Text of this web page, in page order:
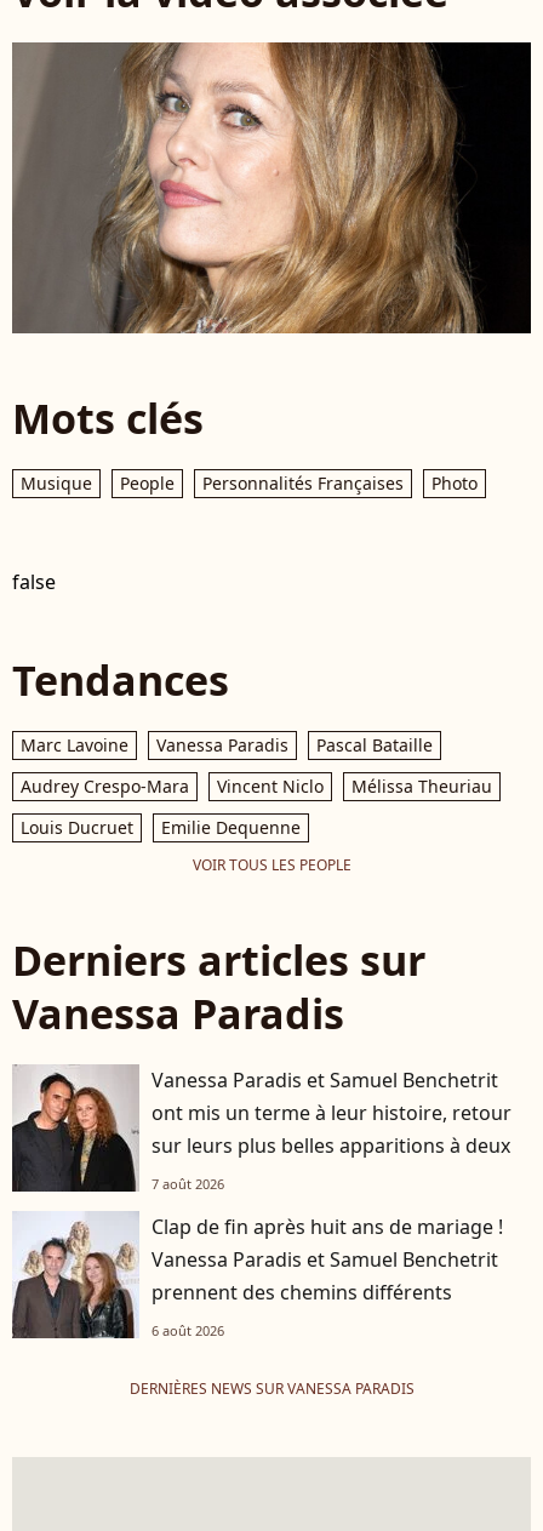
Mots clés
Musique People Personnalités Françaises Photo
false
Tendances
Marc Lavoine Vanessa Paradis
Pascal Bataille
Audrey Crespo-Mara
Vincent Niclo
Mélissa Theuriau
Louis Ducruet
Emilie Dequenne
VOIR TOUS LES PEOPLE
Derniers articles sur
Vanessa Paradis
Vanessa Paradis et Samuel Benchetrit
ont mis un terme à leur histoire, retour
sur leurs plus belles apparitions à deux
7 août 2026
Clap de fin après huit ans de mariage !
Vanessa Paradis et Samuel Benchetrit
prennent des chemins différents
6 août 2026
DERNIÈRES NEWS SUR VANESSA PARADIS